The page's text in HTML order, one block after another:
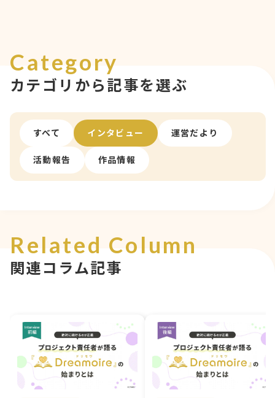
Category
カテゴリから記事を選ぶ
すべて インタビュー 運営だより
活動報告 作品情報
Related Column
関連コラム記事